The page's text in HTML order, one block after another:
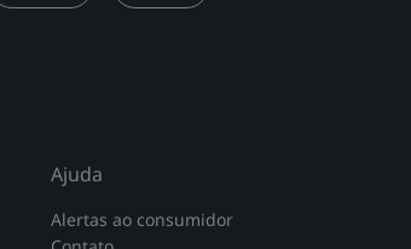
Ajuda
Alertas ao consumidor